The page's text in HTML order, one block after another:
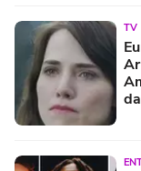
TV